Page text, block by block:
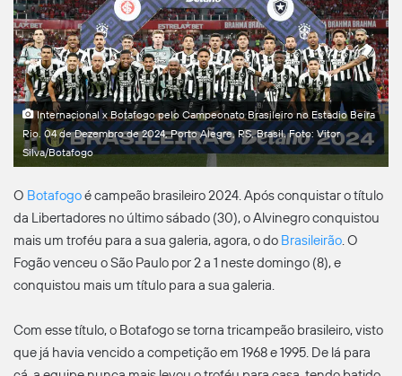
Internacional x Botafogo pelo Campeonato Brasileiro no Estadio Beira
Rio. 04 de Dezembro de 2024, Porto Alegre, RS, Brasil. Foto: Vitor
Silva/Botafogo
O Botafogoé campeão brasileiro 2024. Após conquistar o título
da Libertadores no último sábado (30), o Alvinegro conquistou
mais um troféu para a sua galeria, agora, o do Brasileirão. O
Fogão venceu o São Paulo por 2 a 1 neste domingo (8), e
conquistou mais um título para a sua galeria.
Com esse título, o Botafogo se torna tricampeão brasileiro, visto
que já havia vencido a competição em 1968 e 1995. De lá para